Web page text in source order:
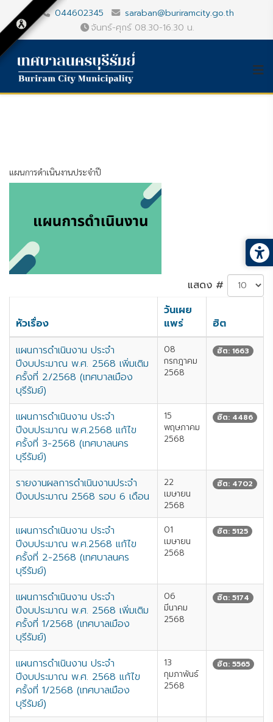
044602345
saraban@buriramcity.go.th
จันทร์-ศุกร์ 08.30-16.30 น.
แผนการดำเนินงานประจำปี
แสดง #
หัวเรื่อง
วันเผย
แพร่
ฮิต
แผนการดำเนินงาน ประจำ
ปีงบประมาณ พ.ศ. 2568 เพิ่มเติม
ครั้งที่ 2/2568 (เทศบาลเมือง
บุรีรัมย์)
08
กรกฎาคม
2568
ฮิต: 1663
แผนการดำเนินงาน ประจำ
ปีงบประมาณ พ.ศ.2568 แก้ไข
ครั้งที่ 3-2568 (เทศบาลนคร
บุรีรัมย์)
15
พฤษภาคม
2568
ฮิต: 4486
รายงานผลการดำเนินงานประจำ
ปีงบประมาณ 2568 รอบ 6 เดือน
22
เมษายน
2568
ฮิต: 4702
แผนการดำเนินงาน ประจำ
ปีงบประมาณ พ.ศ.2568 แก้ไข
ครั้งที่ 2-2568 (เทศบาลนคร
บุรีรัมย์)
01
เมษายน
2568
ฮิต: 5125
แผนการดำเนินงาน ประจำ
ปีงบประมาณ พ.ศ. 2568 เพิ่มเติม
ครั้งที่ 1/2568 (เทศบาลเมือง
บุรีรัมย์)
06
มีนาคม
2568
ฮิต: 5174
แผนการดำเนินงาน ประจำ
ปีงบประมาณ พ.ศ. 2568 แก้ไข
ครั้งที่ 1/2568 (เทศบาลเมือง
บุรีรัมย์)
13
กุมภาพันธ์
2568
ฮิต: 5565